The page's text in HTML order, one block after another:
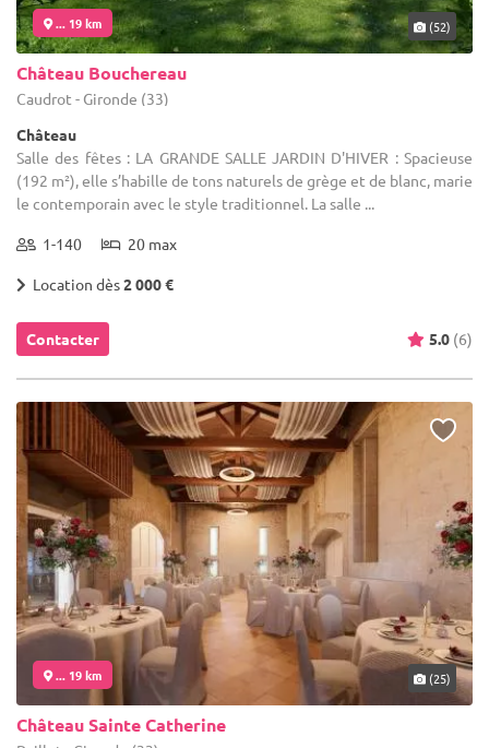
... 19 km (52)
Château Bouchereau
Caudrot - Gironde (33)
Château
Salle des fêtes : LA GRANDE SALLE JARDIN D'HIVER : Spacieuse
(192 m²), elle s’habille de tons naturels de grège et de blanc, marie
le contemporain avec le style traditionnel. La salle ...
1-140 20 max
Location dès2 000 €
Contacter 5.0 (6)
... 19 km (25)
Château Sainte Catherine